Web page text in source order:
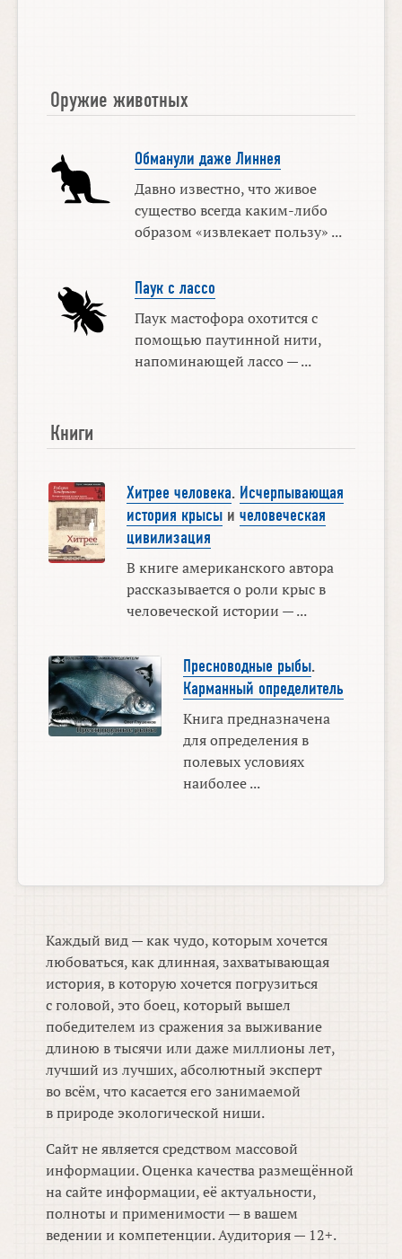
Оружие животных
Обманули даже Линнея
Давно известно, что живое
существо всегда каким-либо
образом «извлекает пользу» ...
Паук с лассо
Паук мастофора охотится с
помощью паутинной нити,
напоминающей лассо — ...
Книги
Хитрее человека. Исчерпывающая
история крысыи человеческая
цивилизация
В книге американского автора
рассказывается о роли крыс в
человеческой истории — ...
Пресноводные рыбы.
Карманный определитель
Книга предназначена
для определения в
полевых условиях
наиболее ...
Каждый вид — как чудо, которым хочется
любоваться, как длинная, захватывающая
история, в которую хочется погрузиться
с головой, это боец, который вышел
победителем из сражения за выживание
длиною в тысячи или даже миллионы лет,
лучший из лучших, абсолютный эксперт
во всём, что касается его занимаемой
в природе экологической ниши.
Сайт не является средством массовой
информации. Оценка качества размещённой
на сайте информации, её актуальности,
полноты и применимости — в вашем
ведении и компетенции. Аудитория — 12+.